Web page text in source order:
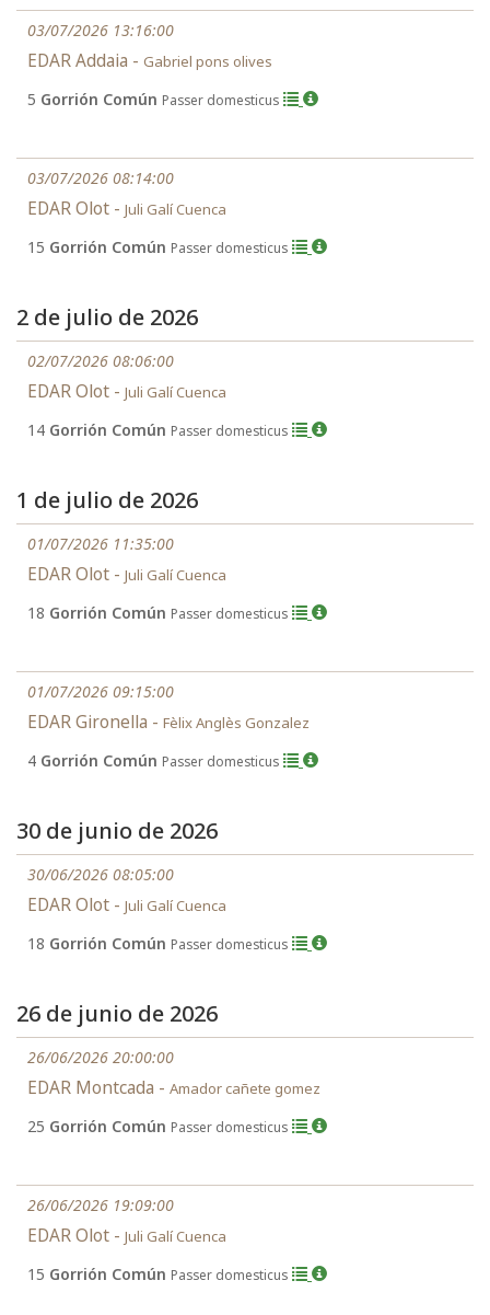
03/07/2026 13:16:00
EDAR Addaia - Gabriel pons olives
5 Gorrión Común Passer domesticus
03/07/2026 08:14:00
EDAR Olot - Juli Galí Cuenca
15 Gorrión Común Passer domesticus
2 de julio de 2026
02/07/2026 08:06:00
EDAR Olot - Juli Galí Cuenca
14 Gorrión Común Passer domesticus
1 de julio de 2026
01/07/2026 11:35:00
EDAR Olot - Juli Galí Cuenca
18 Gorrión Común Passer domesticus
01/07/2026 09:15:00
EDAR Gironella - Fèlix Anglès Gonzalez
4 Gorrión Común Passer domesticus
30 de junio de 2026
30/06/2026 08:05:00
EDAR Olot - Juli Galí Cuenca
18 Gorrión Común Passer domesticus
26 de junio de 2026
26/06/2026 20:00:00
EDAR Montcada - Amador cañete gomez
25 Gorrión Común Passer domesticus
26/06/2026 19:09:00
EDAR Olot - Juli Galí Cuenca
15 Gorrión Común Passer domesticus